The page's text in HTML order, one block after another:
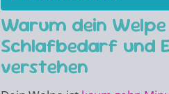
Warum dein
Schlafbedarf und
verstehen